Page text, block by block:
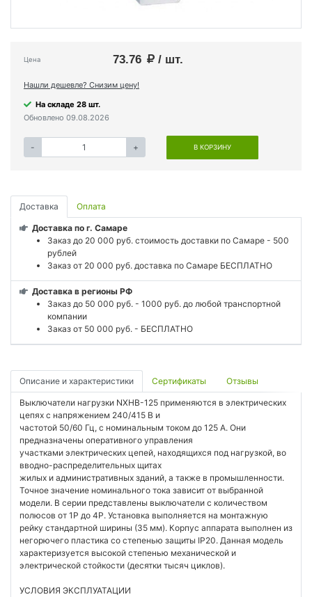
Цена 73.76 / шт.
Нашли дешевле? Снизим цену!
На складе 28 шт.
Обновлено 09.08.2026
- + В КОРЗИНУ
Доставка Оплата
Доставка по г. Самаре
Заказ до 20 000 руб. стоимость доставки по Самаре - 500
рублей
Заказ от 20 000 руб. доставка по Самаре БЕСПЛАТНО
Доставка в регионы РФ
Заказ до 50 000 руб. - 1000 руб. до любой транспортной
компании
Заказ от 50 000 руб. - БЕСПЛАТНО
Описание и характеристики Сертификаты Отзывы
Выключатели нагрузки NXHB-125 применяются в электрических
цепях с напряжением 240/415 В и
частотой 50/60 Гц, с номинальным током до 125 А. Они
предназначены оперативного управления
участками электрических цепей, находящихся под нагрузкой, во
вводно-распределительных щитах
жилых и административных зданий, а также в промышленности.
Точное значение номинального тока зависит от выбранной
модели. В серии представлены выключатели с количеством
полюсов от 1P до 4P. Установка выполняется на монтажную
рейку стандартной ширины (35 мм). Корпус аппарата выполнен из
негорючего пластика со степенью защиты IP20. Данная модель
характеризуется высокой степенью механической и
электрической стойкости (десятки тысяч циклов).
УСЛОВИЯ ЭКСПЛУАТАЦИИ